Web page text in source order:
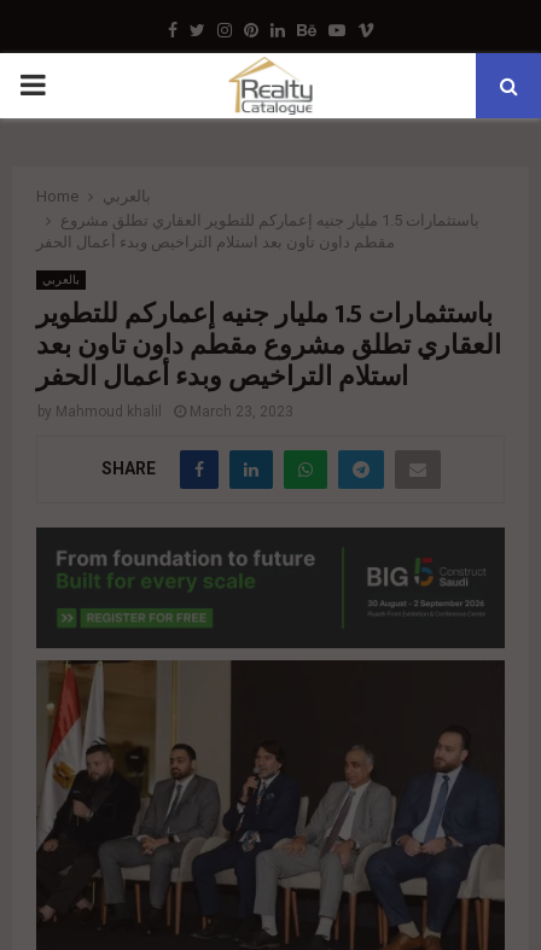
Facebook
TwitterInstagram
Pinterest
LinkedinBehance
Youtube
Vimeo
PRIMARY
Home
بالعربي
باستثمارات 1.5 مليار جنيه إعماركم للتطوير العقاري تطلق مشروع
مقطم داون تاون بعد استلام التراخيص وبدء أعمال الحفر
بالعربي
باستثمارات 1.5 مليار جنيه إعماركم للتطوير
العقاري تطلق مشروع مقطم داون تاون بعد
استلام التراخيص وبدء أعمال الحفر
by Mahmoud khalil March 23, 2023
SHARE